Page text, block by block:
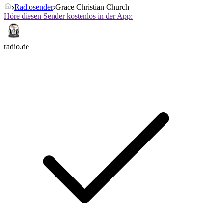
Radiosender Grace Christian Church
Höre diesen Sender kostenlos in der App:
radio.de